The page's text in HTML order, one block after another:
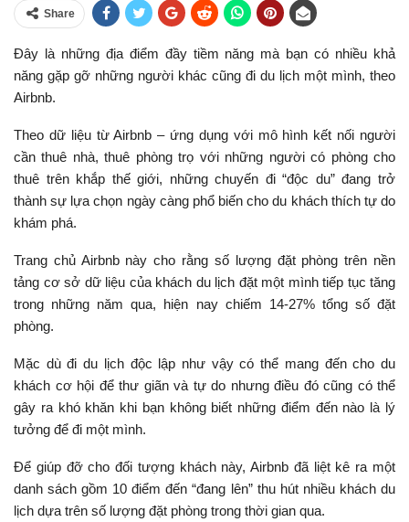
Share
Đây là những địa điểm đầy tiềm năng mà bạn có nhiều khả
năng gặp gỡ những người khác cũng đi du lịch một mình, theo
Airbnb.
Theo dữ liệu từ Airbnb – ứng dụng với mô hình kết nối người
cần thuê nhà, thuê phòng trọ với những người có phòng cho
thuê trên khắp thế giới, những chuyến đi “độc du” đang trở
thành sự lựa chọn ngày càng phổ biến cho du khách thích tự do
khám phá.
Trang chủ Airbnb này cho rằng số lượng đặt phòng trên nền
tảng cơ sở dữ liệu của khách du lịch đặt một mình tiếp tục tăng
trong những năm qua, hiện nay chiếm 14-27% tổng số đặt
phòng.
Mặc dù đi du lịch độc lập như vậy có thể mang đến cho du
khách cơ hội để thư giãn và tự do nhưng điều đó cũng có thể
gây ra khó khăn khi bạn không biết những điểm đến nào là lý
tưởng để đi một mình.
Để giúp đỡ cho đối tượng khách này, Airbnb đã liệt kê ra một
danh sách gồm 10 điểm đến “đang lên” thu hút nhiều khách du
lịch dựa trên số lượng đặt phòng trong thời gian qua.